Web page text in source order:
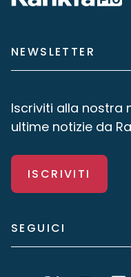
NEWSLETTER
Iscriviti alla nostra
ultime notizie da
ISCRIVITI
SEGUICI